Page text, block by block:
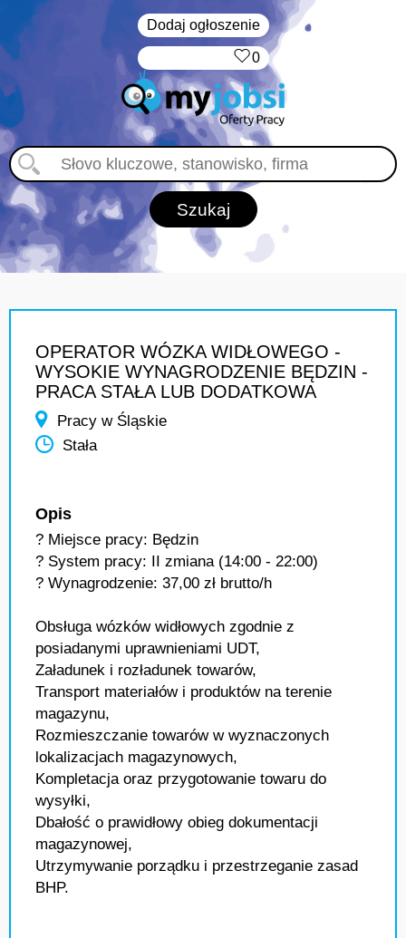
Dodaj ogłoszenie
0
OPERATOR WÓZKA WIDŁOWEGO -
WYSOKIE WYNAGRODZENIE BĘDZIN -
PRACA STAŁA LUB DODATKOWA
Pracy w Śląskie
Stała
Opis
? Miejsce pracy: Będzin
? System pracy: II zmiana (14:00 - 22:00)
? Wynagrodzenie: 37,00 zł brutto/h
Obsługa wózków widłowych zgodnie z
posiadanymi uprawnieniami UDT,
Załadunek i rozładunek towarów,
Transport materiałów i produktów na terenie
magazynu,
Rozmieszczanie towarów w wyznaczonych
lokalizacjach magazynowych,
Kompletacja oraz przygotowanie towaru do
wysyłki,
Dbałość o prawidłowy obieg dokumentacji
magazynowej,
Utrzymywanie porządku i przestrzeganie zasad
BHP.